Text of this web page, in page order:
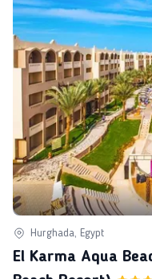
Hurghada, Egypt
El Karma Aqua